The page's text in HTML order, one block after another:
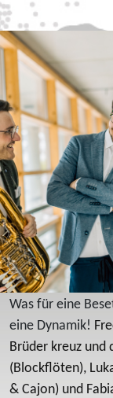
Was für eine
eine Dynamik!
Brüder kreuz und
(Blockflöten),
& Cajon) und